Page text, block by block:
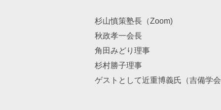
杉山慎策塾長（Zoom)
秋政孝一会長
角田みどり理事
杉村勝子理事
ゲストとして近重博義氏（吉備学